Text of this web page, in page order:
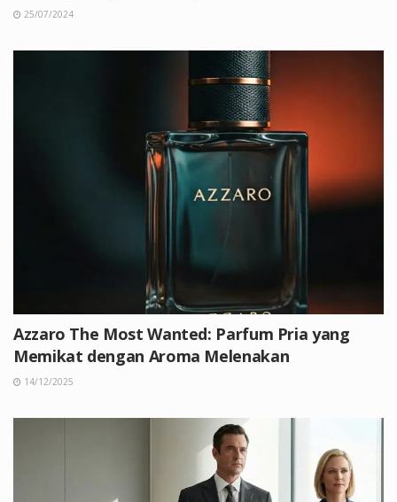
25/07/2024
Azzaro The Most Wanted: Parfum Pria yang
Memikat dengan Aroma Melenakan
14/12/2025